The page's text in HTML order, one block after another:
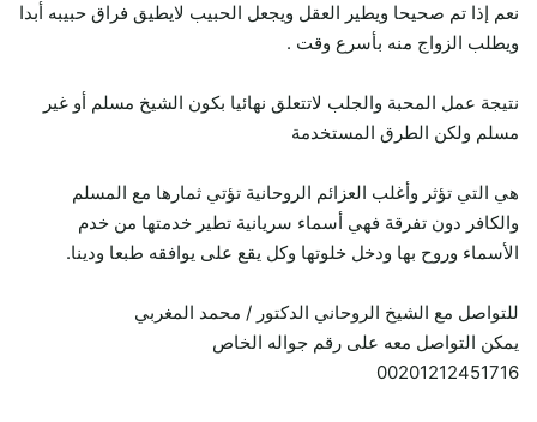
نعم إذا تم صحيحا ويطير العقل ويجعل الحبيب لايطيق فراق حبيبه أبدا
ويطلب الزواج منه بأسرع وقت .
نتيجة عمل المحبة والجلب لاتتعلق نهائيا بكون الشيخ مسلم أو غير
مسلم ولكن الطرق المستخدمة
هي التي تؤثر وأغلب العزائم الروحانية تؤتي ثمارها مع المسلم
والكافر دون تفرقة فهي أسماء سريانية تطير خدمتها من خدم
الأسماء وروح بها ودخل خلوتها وكل يقع على يوافقه طبعا ودينا.
للتواصل مع الشيخ الروحاني الدكتور / محمد المغربي
يمكن التواصل معه على رقم جواله الخاص
00201212451716